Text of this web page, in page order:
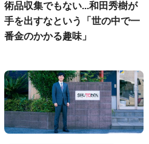
術品収集でもない...和田秀樹が
手を出すなという「世の中で一
番金のかかる趣味」